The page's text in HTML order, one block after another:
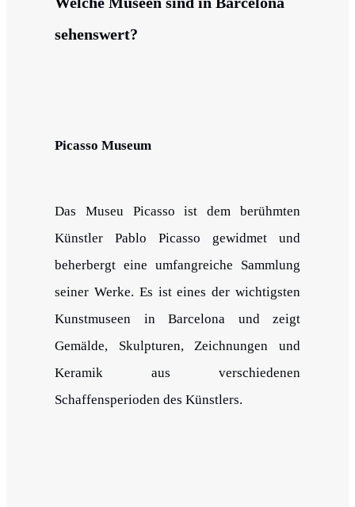
sehenswert?
Picasso Museum
Das Museu Picasso ist dem berühmten
Künstler Pablo Picasso gewidmet und
beherbergt eine umfangreiche Sammlung
seiner Werke. Es ist eines der wichtigsten
Kunstmuseen in Barcelona und zeigt
Gemälde, Skulpturen, Zeichnungen und
Keramik aus verschiedenen
Schaffensperioden des Künstlers.